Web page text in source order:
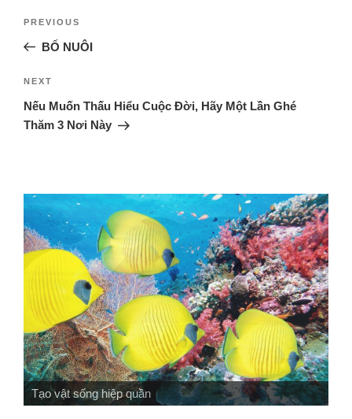
PREVIOUS
BỐ NUÔI
NEXT
Nếu Muốn Thấu Hiểu Cuộc Đời, Hãy Một Lần Ghé
Thăm 3 Nơi Này
Tạo vật linh động